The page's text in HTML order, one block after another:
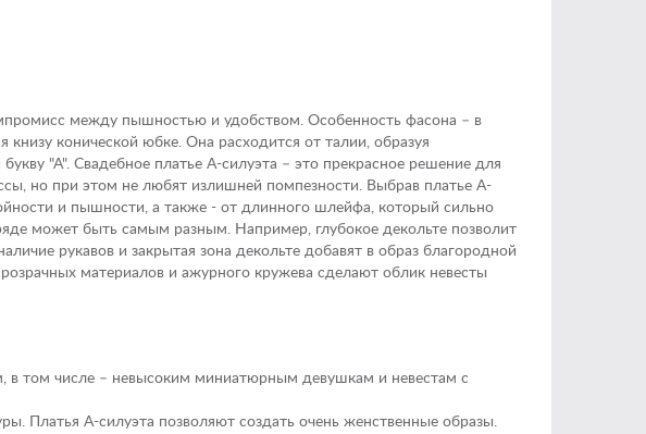
между пышностью и удобством. Особенность фасона – в
конической юбке. Она расходится от талии, образуя
"А". Свадебное платье А-силуэта – это прекрасное решение для
но при этом не любят излишней помпезности. Выбрав платье А-
и пышности, а также - от длинного шлейфа, который сильно
может быть самым разным. Например, глубокое декольте позволит
рукавов и закрытая зона декольте добавят в образ благородной
материалов и ажурного кружева сделают облик невесты
в том числе – невысоким миниатюрным девушкам и невестам с
Платья А-силуэта позволяют создать очень женственные образы.